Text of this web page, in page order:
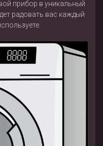
прибор в уникальный
радовать вас каждый